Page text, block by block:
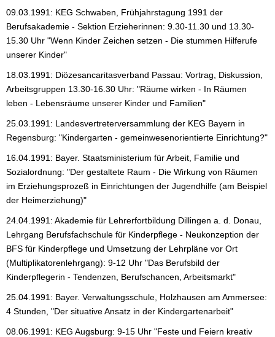
09.03.1991: KEG Schwaben, Frühjahrstagung 1991 der
Berufsakademie - Sektion Erzieherinnen: 9.30-11.30 und 13.30-
15.30 Uhr "Wenn Kinder Zeichen setzen - Die stummen Hilferufe
unserer Kinder"
18.03.1991: Diözesancaritasverband Passau: Vortrag, Diskussion,
Arbeitsgruppen 13.30-16.30 Uhr: "Räume wirken - In Räumen
leben - Lebensräume unserer Kinder und Familien"
25.03.1991: Landesvertreterversammlung der KEG Bayern in
Regensburg: "Kindergarten - gemeinwesenorientierte Einrichtung?"
16.04.1991: Bayer. Staatsministerium für Arbeit, Familie und
Sozialordnung: "Der gestaltete Raum - Die Wirkung von Räumen
im Erziehungsprozeß in Einrichtungen der Jugendhilfe (am Beispiel
der Heimerziehung)"
24.04.1991: Akademie für Lehrerfortbildung Dillingen a. d. Donau,
Lehrgang Berufsfachschule für Kinderpflege - Neukonzeption der
BFS für Kinderpflege und Umsetzung der Lehrpläne vor Ort
(Multiplikatorenlehrgang): 9-12 Uhr "Das Berufsbild der
Kinderpflegerin - Tendenzen, Berufschancen, Arbeitsmarkt"
25.04.1991: Bayer. Verwaltungsschule, Holzhausen am Ammersee:
4 Stunden, "Der situative Ansatz in der Kindergartenarbeit"
08.06.1991: KEG Augsburg: 9-15 Uhr "Feste und Feiern kreativ